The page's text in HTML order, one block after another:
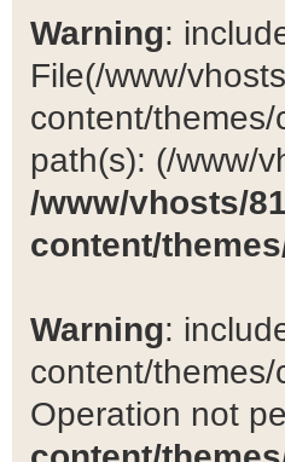
Warning:
File(/www/
content/
path(s): (/www/
/www/vhosts/
content/
Warning:
content/
Operation not